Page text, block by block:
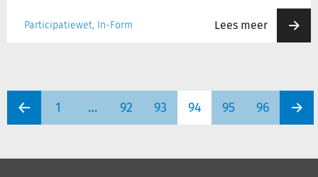
Participatiewet, In-Form Lees meer
1 … 92 93 94 95 96